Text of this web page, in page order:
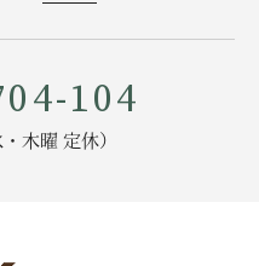
104
木曜 定休）